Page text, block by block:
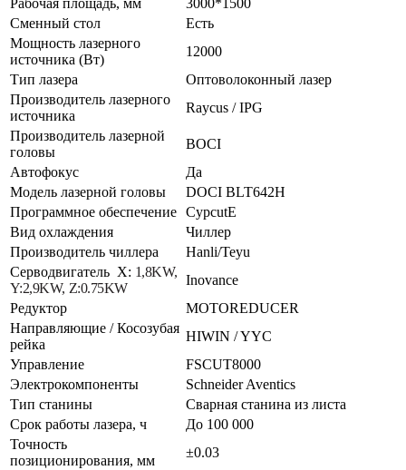
Рабочая площадь, мм
3000*1500
Сменный стол
Есть
Мощность лазерного
источника (Вт)
12000
Тип лазера
Оптоволоконный лазер
Производитель лазерного
источника
Raycus / IPG
Производитель лазерной
головы
BOCI
Автофокус
Да
Модель лазерной головы
DOCI BLT642H
Программное обеспечение CypcutE
Вид охлаждения
Чиллер
Производитель чиллера
Hanli/Teyu
Серводвигатель X: 1,8KW,
Y:2,9KW, Z:0.75KW
Inovance
Редуктор
MOTOREDUCER
Направляющие / Косозубая
рейка
HIWIN / YYC
Управление
FSCUT8000
Электрокомпоненты
Schneider Aventics
Тип станины
Сварная станина из листа
Срок работы лазера, ч
До 100 000
Точность
позиционирования, мм
±0.03